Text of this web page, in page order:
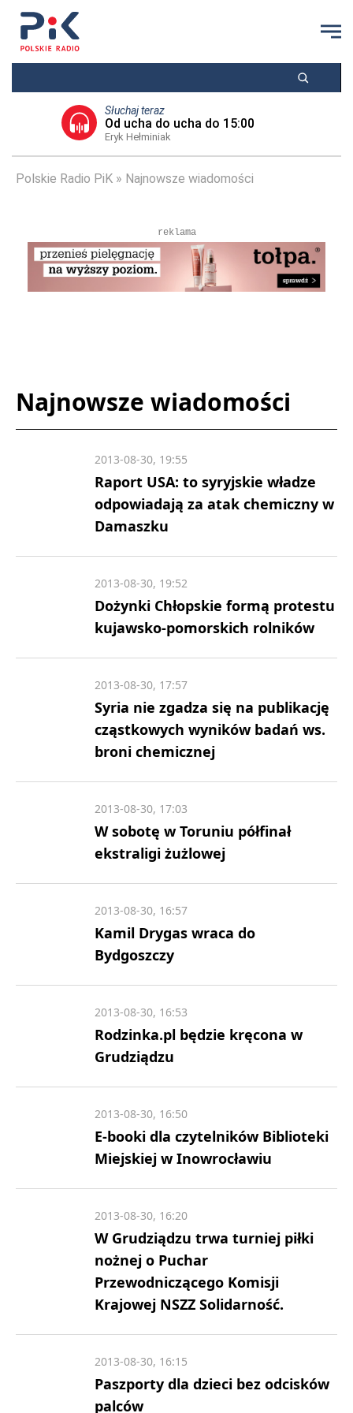
Słuchaj teraz
Od ucha do ucha do 15:00
Eryk Hełminiak
Polskie Radio PiK Najnowsze wiadomości
reklama
Najnowsze wiadomości
Raport USA: to syryjskie władze
odpowiadają za atak chemiczny w
Damaszku
2013-08-30, 19:55
Dożynki Chłopskie formą protestu
kujawsko-pomorskich rolników
2013-08-30, 19:52
Syria nie zgadza się na publikację
cząstkowych wyników badań ws.
broni chemicznej
2013-08-30, 17:57
W sobotę w Toruniu półfinał
ekstraligi żużlowej
2013-08-30, 17:03
Kamil Drygas wraca do
Bydgoszczy
2013-08-30, 16:57
Rodzinka.pl będzie kręcona w
Grudziądzu
2013-08-30, 16:53
E-booki dla czytelników Biblioteki
Miejskiej w Inowrocławiu
2013-08-30, 16:50
W Grudziądzu trwa turniej piłki
nożnej o Puchar
Przewodniczącego Komisji
Krajowej NSZZ Solidarność.
2013-08-30, 16:20
Paszporty dla dzieci bez odcisków
palców
2013-08-30, 16:15